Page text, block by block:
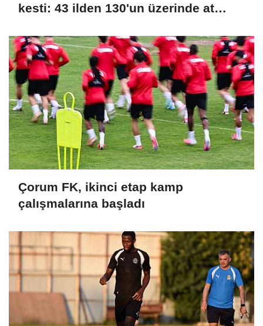
kesti: 43 ilden 130'un üzerinde at
Çorum FK, ikinci etap kamp
çalışmalarına başladı